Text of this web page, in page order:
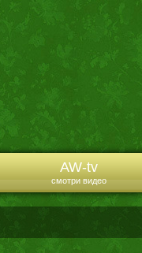
AW-tv
смотри видео